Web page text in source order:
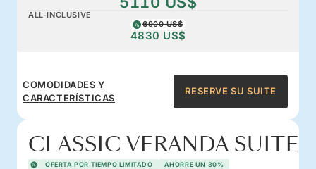
ALL-INCLUSIVE
6900 US$
4830 US$
COMODIDADES Y
CARACTERÍSTICAS
RESERVE SU SUITE
CLASSIC VERANDA SUITE
OFERTA POR TIEMPO LIMITADO AHORRE UN 30%